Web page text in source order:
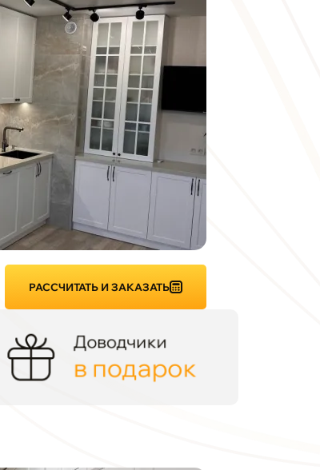
РАССЧИТАТЬ И ЗАКАЗАТЬ
Доводчики
в подарок